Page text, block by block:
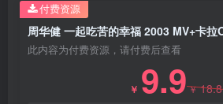
此内容为付费资源，请付费后查看
￥ 9.9￥18.8
付费资源